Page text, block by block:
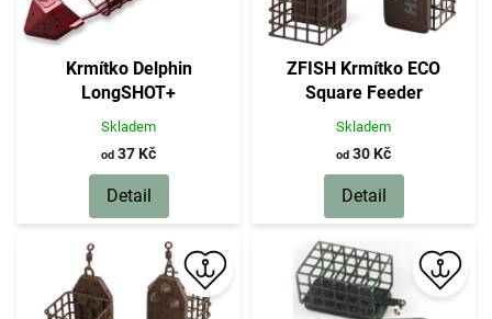
Krmítko Delphin
LongSHOT+
Skladem
od 37 Kč
Detail
ZFISH Krmítko ECO
Square Feeder
Skladem
od 30 Kč
Detail